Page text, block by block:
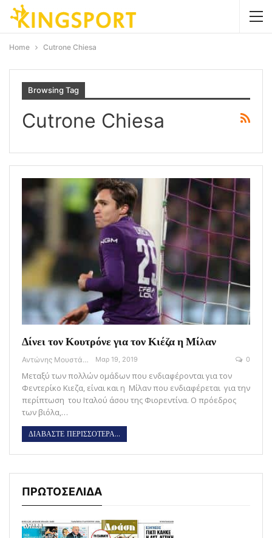
Home Cutrone Chiesa
Browsing Tag
Cutrone Chiesa
Δίνει τον Κουτρόνε για τον Κιέζα η Μίλαν
Αντώνης Μουστάκας Μαρ 19, 2019 0
Μεταξύ των πολλών ομάδων που ενδιαφέρονται για τον
Φεντερίκο Κιεζα, είναι και η Μίλαν που ενδιαφέρεται για την
περίπτωση του Ιταλού άσου της Φιορεντίνα. Ο πρόεδρος
των βιόλα,…
ΔΙΑΒΑΣΤΕ ΠΕΡΙΣΣΟΤΕΡΑ...
ΠΡΩΤΟΣΕΛΙΔΑ